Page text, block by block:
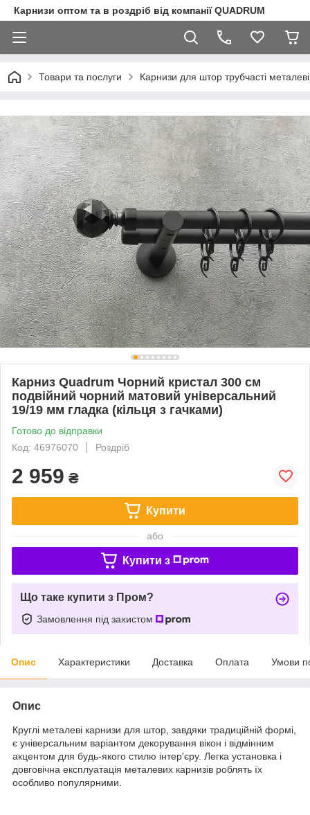
Карнизи оптом та в роздріб від компанії QUADRUM
Товари та послуги Карнизи для штор трубчасті металеві
Карниз Quadrum Чорний кристал 300 см
подвійний чорний матовий універсальний
19/19 мм гладка (кільця з гачками)
Готово до відправки
Код: 46976070
Роздріб
2 959 ₴
Купити
або
Купити з
Що таке купити з Пром?
Замовлення під захистом
Опис Характеристики Доставка Оплата Умови
Опис
Круглі металеві карнизи для штор, завдяки традиційній формі,
є універсальним варіантом декорування вікон і відмінним
акцентом для будь-якого стилю інтер'єру. Легка установка і
довговічна експлуатація металевих карнизів роблять їх
особливо популярними.